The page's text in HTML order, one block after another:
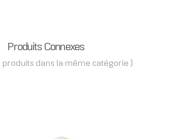
Produits Connexes
produits dans la même catégorie )